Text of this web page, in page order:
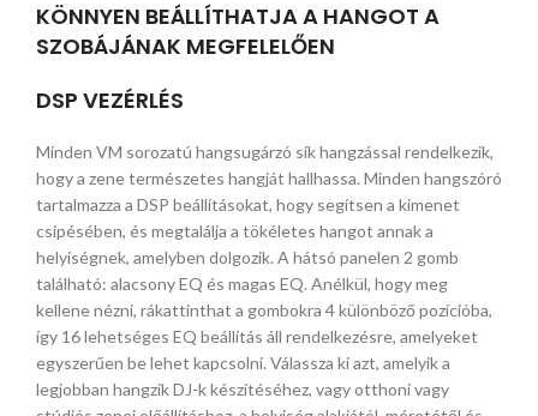
KÖNNYEN BEÁLLÍTHATJA A HANGOT A
SZOBÁJÁNAK MEGFELELŐEN
DSP VEZÉRLÉS
Minden VM sorozatú hangsugárzó sík hangzással rendelkezik,
hogy a zene természetes hangját hallhassa. Minden hangszóró
tartalmazza a DSP beállításokat, hogy segítsen a kimenet
csípésében, és megtalálja a tökéletes hangot annak a
helyiségnek, amelyben dolgozik. A hátsó panelen 2 gomb
található: alacsony EQ és magas EQ. Anélkül, hogy meg
kellene nézni, rákattinthat a gombokra 4 különböző pozícióba,
így 16 lehetséges EQ beállítás áll rendelkezésre, amelyeket
egyszerűen be lehet kapcsolni. Válassza ki azt, amelyik a
legjobban hangzik DJ-k készítéséhez, vagy otthoni vagy